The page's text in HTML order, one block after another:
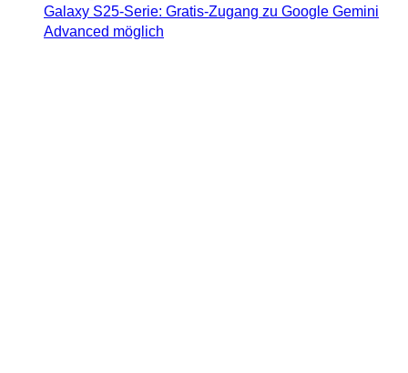
Galaxy S25-Serie: Gratis-Zugang zu Google Gemini
Advanced möglich